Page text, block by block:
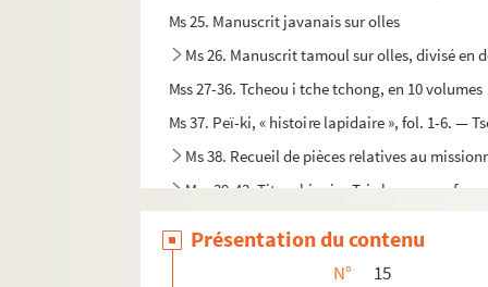
Ms 25. Manuscrit javanais sur olles
Ms 26. Manuscrit tamoul sur olles, divisé en
Mss 27-36. Tcheou i tche tchong, en 10 volumes
Ms 37. Peï-ki, « histoire lapidaire », fol. 1-6. —
Ms 38. Recueil de pièces relatives au
Mss 39-43. Titre chinois : Tsie ken souan fa
Ms 74. Titre chinois : Pi-li-kouei-kiai, usage
Présentation du contenu
N°
15